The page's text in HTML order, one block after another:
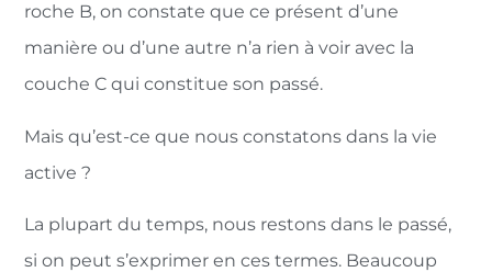
roche B, on constate que ce présent d’une
manière ou d’une autre n’a rien à voir avec la
couche C qui constitue son passé.
Mais qu’est-ce que nous constatons dans la vie
active ?
La plupart du temps, nous restons dans le passé,
si on peut s’exprimer en ces termes. Beaucoup